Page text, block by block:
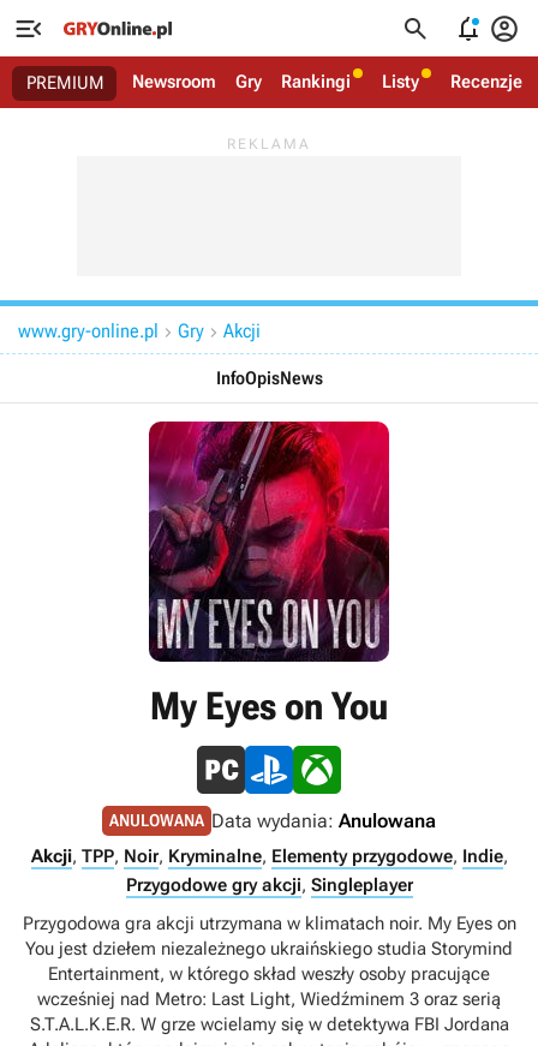
   
PREMIUM Newsroom Gry Rankingi Listy Recenzje
www.gry-online.pl  Gry  Akcji
InfoOpisNews
My Eyes on You
ANULOWANA Data wydania: Anulowana
Akcji, TPP, Noir, Kryminalne, Elementy przygodowe, Indie,
Przygodowe gry akcji, Singleplayer
Przygodowa gra akcji utrzymana w klimatach noir. My Eyes on
You jest dziełem niezależnego ukraińskiego studia Storymind
Entertainment, w którego skład weszły osoby pracujące
wcześniej nad Metro: Last Light, Wiedźminem 3 oraz serią
S.T.A.L.K.E.R. W grze wcielamy się w detektywa FBI Jordana